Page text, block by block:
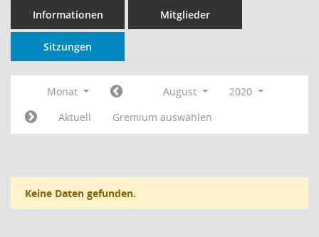
Informationen Mitglieder
Sitzungen
Monat August
2020
Aktuell
Gremium auswählen
Keine Daten gefunden.